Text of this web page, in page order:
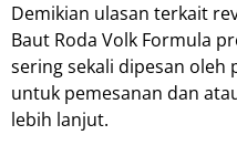
Demikian ulasan terkait
Baut Roda Volk Formula
sering sekali dipesan oleh
untuk pemesanan dan
lebih lanjut.